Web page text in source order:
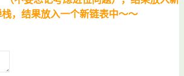
栈，结果放入一个新链表中～～